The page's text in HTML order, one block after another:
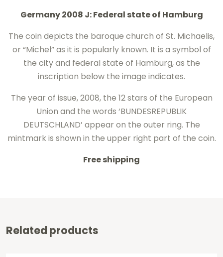
Germany 2008 J: Federal state of Hamburg
The coin depicts the baroque church of St. Michaelis,
or “Michel” as it is popularly known. It is a symbol of
the city and federal state of Hamburg, as the
inscription below the image indicates.
The year of issue, 2008, the 12 stars of the European
Union and the words ‘BUNDESREPUBLIK
DEUTSCHLAND’ appear on the outer ring. The
mintmark is shown in the upper right part of the coin.
Free shipping
Related products